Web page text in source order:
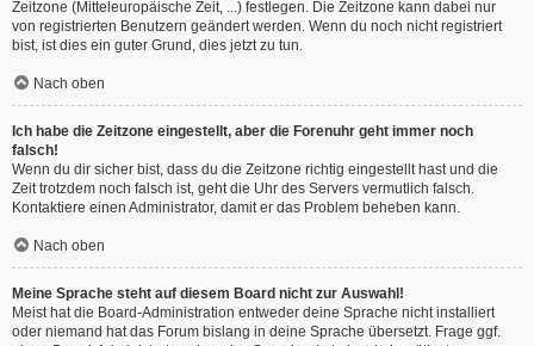
Zeitzone (Mitteleuropäische Zeit, ...) festlegen. Die Zeitzone kann dabei nur
von registrierten Benutzern geändert werden. Wenn du noch nicht registriert
bist, ist dies ein guter Grund, dies jetzt zu tun.
Nach oben
Ich habe die Zeitzone eingestellt, aber die Forenuhr geht immer noch
falsch!
Wenn du dir sicher bist, dass du die Zeitzone richtig eingestellt hast und die
Zeit trotzdem noch falsch ist, geht die Uhr des Servers vermutlich falsch.
Kontaktiere einen Administrator, damit er das Problem beheben kann.
Nach oben
Meine Sprache steht auf diesem Board nicht zur Auswahl!
Meist hat die Board-Administration entweder deine Sprache nicht installiert
oder niemand hat das Forum bislang in deine Sprache übersetzt. Frage ggf.